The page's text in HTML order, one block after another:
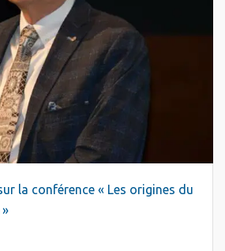
la conférence « Les origines du